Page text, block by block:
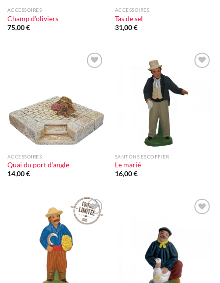
ACCESSOIRES
Champ d’oliviers
75,00€
ACCESSOIRES
Tas de sel
31,00€
ACCESSOIRES
Quai du port d’angle
14,00€
SANTONS ESCOFFIER
Le marié
16,00€
Ajouter